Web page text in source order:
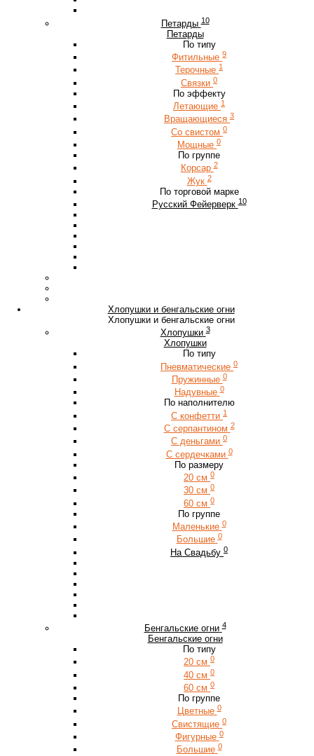
Петарды 10
Петарды
По типу
Фитильные 9
Терочные 1
Связки 0
По эффекту
Летающие 1
Вращающиеся 3
Со свистом 0
Мощные 0
По группе
Корсар 2
Жук 2
По торговой марке
Русский Фейерверк 10
Хлопушки и бенгальские огни
Хлопушки и бенгальские огни
Хлопушки 3
Хлопушки
По типу
Пневматические 0
Пружинные 0
Надувные 0
По наполнителю
С конфетти 1
С серпантином 2
С деньгами 0
С сердечками 0
По размеру
20 см 0
30 см 0
60 см 0
По группе
Маленькие 0
Большие 0
На Свадьбу 0
Бенгальские огни 4
Бенгальские огни
По типу
20 см 0
40 см 0
60 см 0
По группе
Цветные 0
Свистящие 0
Фигурные 0
Большие 0